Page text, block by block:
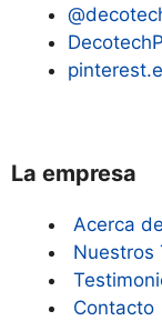
La empresa
Acerca
Nuestros
Contacto